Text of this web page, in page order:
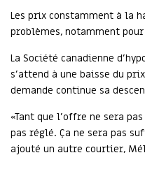
Les prix constamment à la
problèmes, notamment
La Société canadienne
s’attend à une baisse du
demande continue sa
«Tant que l’offre ne sera
pas réglé. Ça ne sera pas
ajouté un autre courtier,